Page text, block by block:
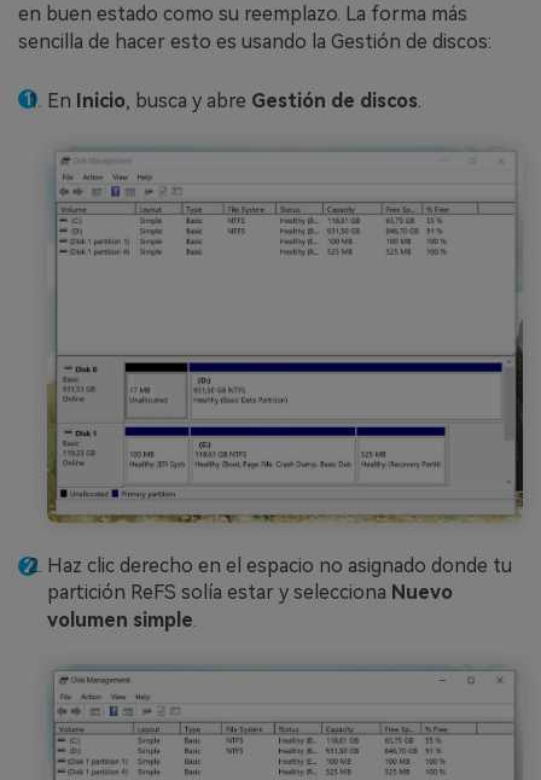
en buen estado como su reemplazo. La forma más
sencilla de hacer esto es usando la Gestión de discos:
En Inicio, busca y abre Gestión de discos.
Haz clic derecho en el espacio no asignado donde tu
partición ReFS solía estar y selecciona Nuevo
volumen simple